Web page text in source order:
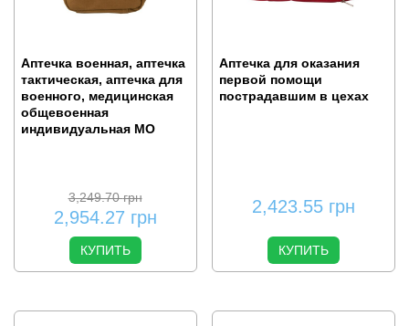
Аптечка военная, аптечка
тактическая, аптечка для
военного, медицинская
общевоенная
индивидуальная МО
3,249.70грн
2,954.27 грн
КУПИТЬ
Аптечка для оказания
первой помощи
пострадавшим в цехах
2,423.55 грн
КУПИТЬ